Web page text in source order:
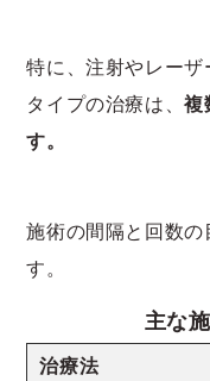
特に、注射やレー
タイプの治療は、複
す。
施術の間隔と回数
す。
主な
治療法